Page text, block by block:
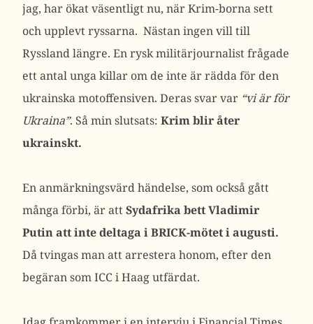
jag, har ökat väsentligt nu, när Krim-borna sett
och upplevt ryssarna. Nästan ingen vill till
Ryssland längre. En rysk militärjournalist frågade
ett antal unga killar om de inte är rädda för den
ukrainska motoffensiven. Deras svar var “vi är för
Ukraina”. Så min slutsats: Krim blir åter
ukrainskt.
En anmärkningsvärd händelse, som också gått
många förbi, är attSydafrika bett Vladimir
Putin att inte deltaga i BRICK-mötet i augusti.
Då tvingas man att arrestera honom, efter den
begäran som ICC i Haag utfärdat.